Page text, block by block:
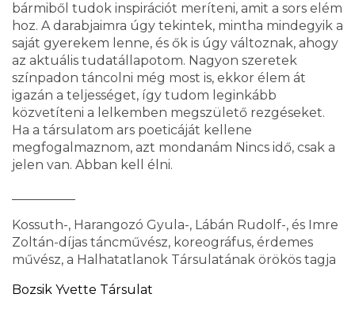
bármiből tudok inspirációt meríteni, amit a sors elém
hoz. A darabjaimra úgy tekintek, mintha mindegyik a
saját gyerekem lenne, és ők is úgy változnak, ahogy
az aktuális tudatállapotom. Nagyon szeretek
színpadon táncolni még most is, ekkor élem át
igazán a teljességet, így tudom leginkább
közvetíteni a lelkemben megszülető rezgéseket.
Ha a társulatom ars poeticáját kellene
megfogalmaznom, azt mondanám Nincs idő, csak a
jelen van. Abban kell élni.
Kossuth-, Harangozó Gyula-, Lábán Rudolf-, és Imre
Zoltán-díjas táncművész, koreográfus, érdemes
művész, a Halhatatlanok Társulatának örökös tagja
Bozsik Yvette Társulat